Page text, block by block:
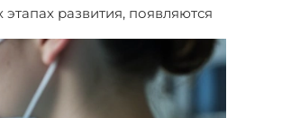
развития, появляются